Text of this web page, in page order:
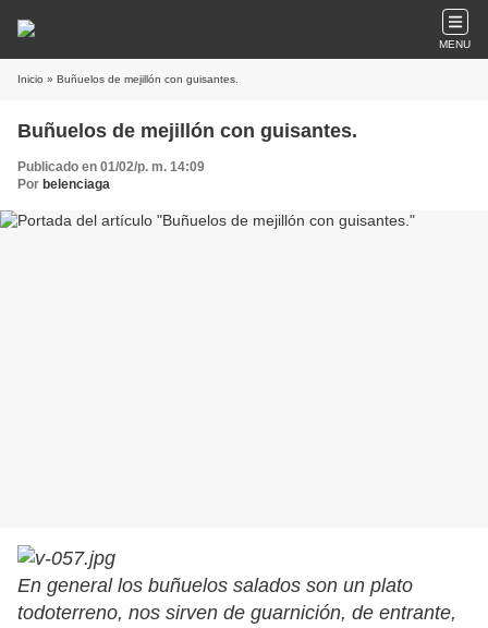
MENU
Inicio » Buñuelos de mejillón con guisantes.
Buñuelos de mejillón con guisantes.
Publicado en 01/02/p. m. 14:09
Por belenciaga
En general los buñuelos salados son un plato
todoterreno, nos sirven de guarnición, de entrante,